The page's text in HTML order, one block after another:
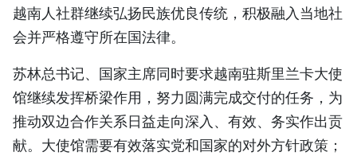
越南人社群继续弘扬民族优良传统，积极融入当地社
会并严格遵守所在国法律。
苏林总书记、国家主席同时要求越南驻斯里兰卡大使
馆继续发挥桥梁作用，努力圆满完成交付的任务，为
推动双边合作关系日益走向深入、有效、务实作出贡
献。大使馆需要有效落实党和国家的对外方针政策；